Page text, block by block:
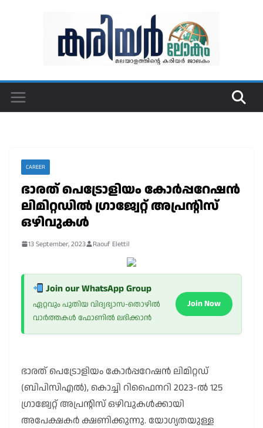
CAREER
ഭാരത് പെട്രോളിയം കോർപ്പറേഷൻ
ലിമിറ്റഡിൽ ഗ്രാജ്വേറ്റ് അപ്രന്റിസ്
ഒഴിവുകൾ
13 September, 2023 Raouf Elettil
Join our WhatsApp Group
ഏറ്റവും പുതിയ വിദ്യഭ്യാസ-തൊഴിൽ
വാർത്തകൾ ഫോണിൽ ലഭിക്കാൻ
Join Now
ഭാരത് പെട്രോളിയം കോർപ്പറേഷൻ ലിമിറ്റഡ്
(ബിപിസിഎൽ), കൊച്ചി റിഫൈനറി 2023-ൽ 125
ഗ്രാജ്വേറ്റ് അപ്രന്റിസ് ഒഴിവുകൾക്കായി
അപേക്ഷകർ ക്ഷണിക്കുന്നു. യോഗ്യതയുള്ള